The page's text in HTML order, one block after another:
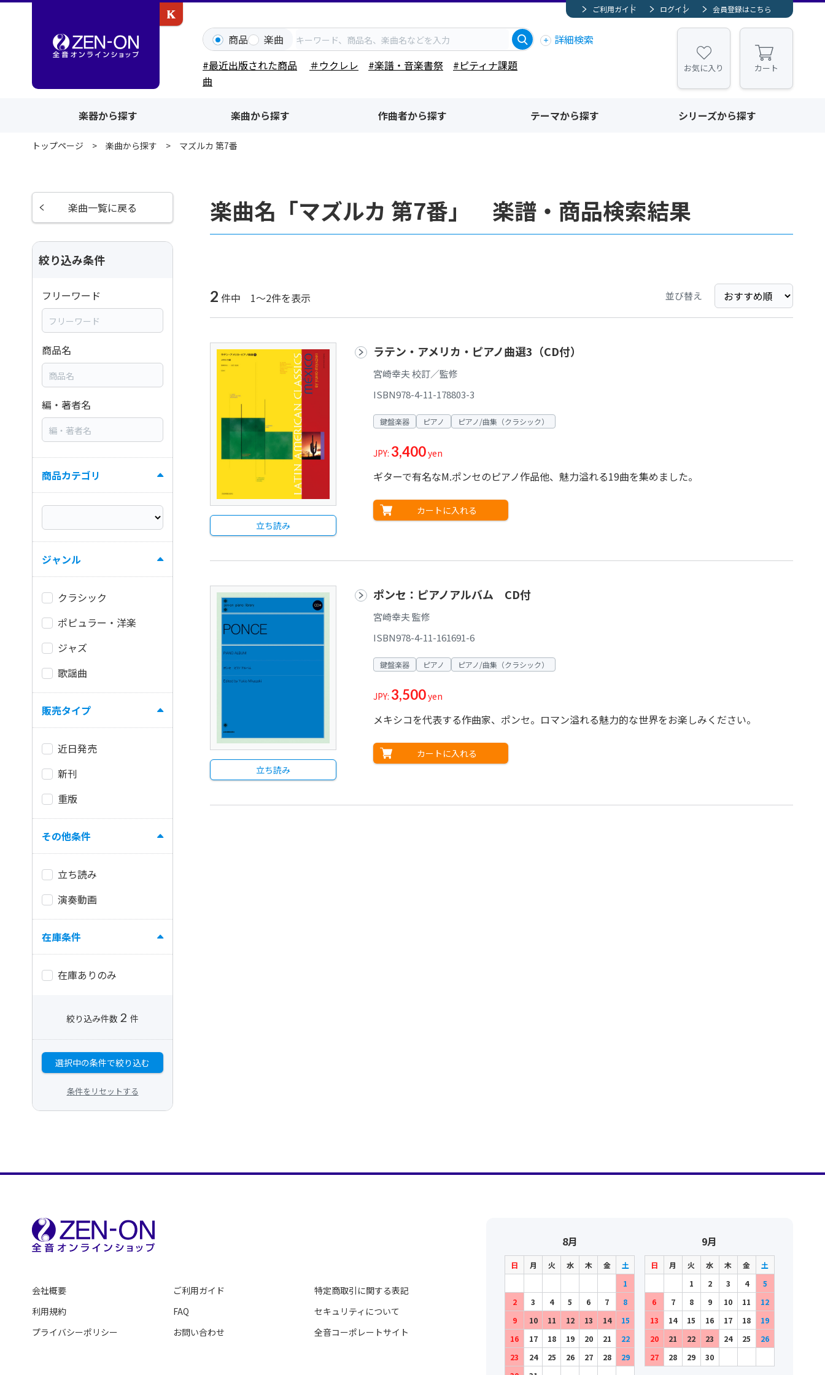
ご利用ガイド ログイン 会員登録はこちら
商品 楽曲
詳細検索
#最近出版された商品
＃ウクレレ #楽譜・音楽書祭
#ピティナ課題
曲
お気に入り カート
楽器から探す 楽曲から探す 作曲者から探す テーマから探す シリーズから探す
トップページ 楽曲から探す マズルカ 第7番
楽曲名「マズルカ 第7番」 楽譜・商品検索結果
2 件中 1～2件を表示 並び替え
立ち読み
ラテン・アメリカ・ピアノ曲選3（CD付）
宮崎幸夫 校訂／監修
ISBN978-4-11-178803-3
鍵盤楽器 ピアノ ピアノ/曲集（クラシック）
JPY: 3,400yen
ギターで有名なM.ポンセのピアノ作品他、魅力溢れる19曲を集めました。
カートに入れる
立ち読み
ポンセ：ピアノアルバム CD付
宮崎幸夫 監修
ISBN978-4-11-161691-6
鍵盤楽器 ピアノ ピアノ/曲集（クラシック）
JPY: 3,500yen
メキシコを代表する作曲家、ポンセ。ロマン溢れる魅力的な世界をお楽しみください。
カートに入れる
楽曲一覧に戻る
絞り込み条件
フリーワード
商品名
編・著者名
商品カテゴリ
ジャンル
クラシック
ポピュラー・洋楽
ジャズ
歌謡曲
販売タイプ
近日発売
新刊
重版
その他条件
立ち読み
演奏動画
在庫条件
在庫ありのみ
絞り込み件数 2 件
選択中の条件で絞り込む
条件をリセットする
会社概要
利用規約
プライバシーポリシー
ご利用ガイド
FAQ
お問い合わせ
特定商取引に関する表記
セキュリティについて
全音コーポレートサイト
8月
日 月 火 水 木 金
土
1
2
3 4 5 6 7
8
9
10 11 12 13 14
15
16
17 18 19 20 21
22
23
24 25 26 27 28
29
9月
日 月 火 水 木 金
土
1
2 3 4
5
6
7 8 9 10 11
12
13
14 15 16 17 18
19
20
21 22 23 24 25
26
27
28 29 30